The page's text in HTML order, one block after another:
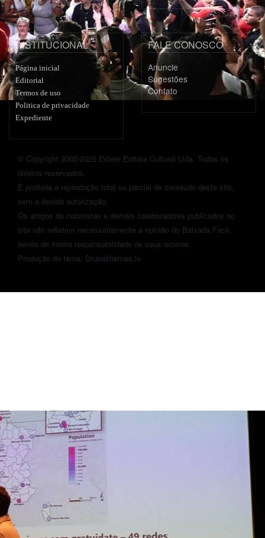
INSTITUCIONAL
Página inicial
Editorial
Termos de uso
Politica de privacidade
Expediente
FALE CONOSCO
Anuncie
Sugestões
Contato
© Copyright 2002-2025 Esteio Editora Cultural Ltda. Todos os
direitos reservados.
É proibida a reprodução total ou parcial de conteúdo deste site,
sem a devida autorização.
Os artigos de colunistas e demais colaboradores publicados no
site não refletem necessariamente a opinião do Baixada Fácil,
sendo de inteira responsabilidade de seus autores.
Produção do tema: Drupalthemes.io